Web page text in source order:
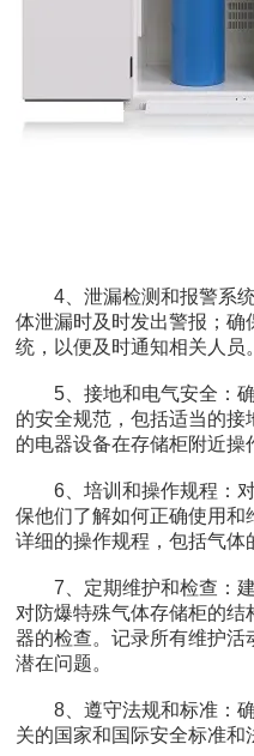
4、泄漏检测和报警系统
体泄漏时及时发出警报；确
统，以便及时通知相关人员。
5、接地和电气安全：确
的安全规范，包括适当的
的电器设备在存储柜附近操
6、培训和操作规程：对
保他们了解如何正确使用和
详细的操作规程，包括气体
7、定期维护和检查：建
对防爆特殊气体存储柜的结
器的检查。记录所有维护
潜在问题。
8、遵守法规和标准：确
关的国家和国际安全标准和